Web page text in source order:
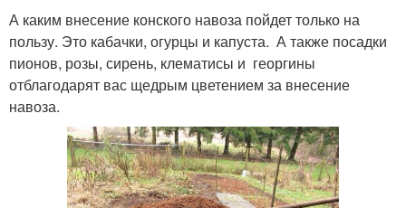
А каким внесение конского навоза пойдет только на
пользу. Это кабачки, огурцы и капуста. А также посадки
пионов, розы, сирень, клематисы и георгины
отблагодарят вас щедрым цветением за внесение
навоза.